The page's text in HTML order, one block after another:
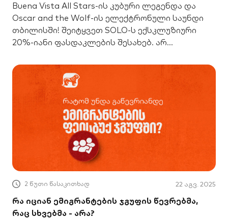
Buena Vista All Stars-ის კუბური ლეგენდა და
Oscar and the Wolf-ის ელექტრონული საუნდი
თბილისში! შეიტყვეთ SOLO-ს ექსკლუზიური
20%-იანი ფასდაკლების შესახებ. არ
2 წუთი წასაკითხად 22 აგვ. 2025
რა იციან ემიგრანტების ჯგუფის წევრებმა,
რაც სხვებმა - არა?